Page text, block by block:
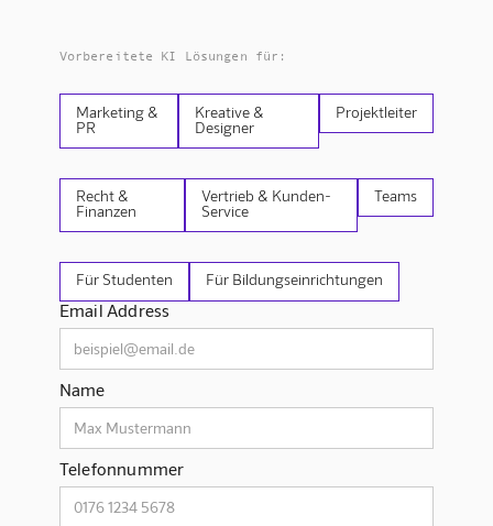
Vorbereitete KI Lösungen für:
Marketing &
PR
Kreative &
Designer
Projektleiter
Recht &
Finanzen
Vertrieb & Kunden-
Service
Teams
Für Studenten Für Bildungseinrichtungen
Email Address
Name
Telefonnummer